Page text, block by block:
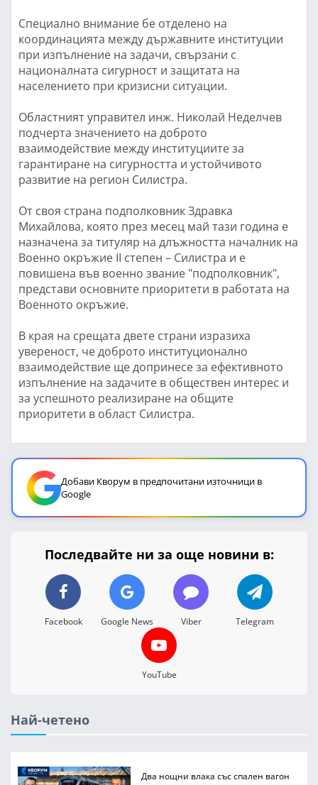
Специално внимание бе отделено на
координацията между държавните институции
при изпълнение на задачи, свързани с
националната сигурност и защитата на
населението при кризисни ситуации.
Областният управител инж. Николай Неделчев
подчерта значението на доброто
взаимодействие между институциите за
гарантиране на сигурността и устойчивото
развитие на регион Силистра.
От своя страна подполковник Здравка
Михайлова, която през месец май тази година е
назначена за титуляр на длъжността началник на
Военно окръжие II степен – Силистра и е
повишена във военно звание "подполковник",
представи основните приоритети в работата на
Военното окръжие.
В края на срещата двете страни изразиха
увереност, че доброто институционално
взаимодействие ще допринесе за ефективното
изпълнение на задачите в обществен интерес и
за успешното реализиране на общите
приоритети в област Силистра.
Добави Кворум в предпочитани източници в
Google
Последвайте ни за още новини в:
Facebook Google News Viber Telegram
YouTube
Най-четено
Два нощни влака със спален вагон